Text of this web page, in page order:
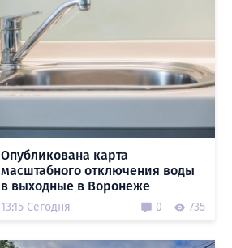
Опубликована карта
масштабного отключения воды
в выходные в Воронеже
13:15 Сегодня 0 735